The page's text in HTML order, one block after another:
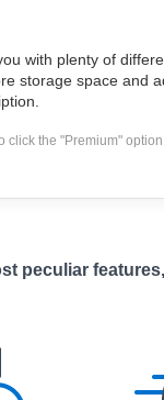
with plenty of
storage space and
click the "Premium"
peculiar